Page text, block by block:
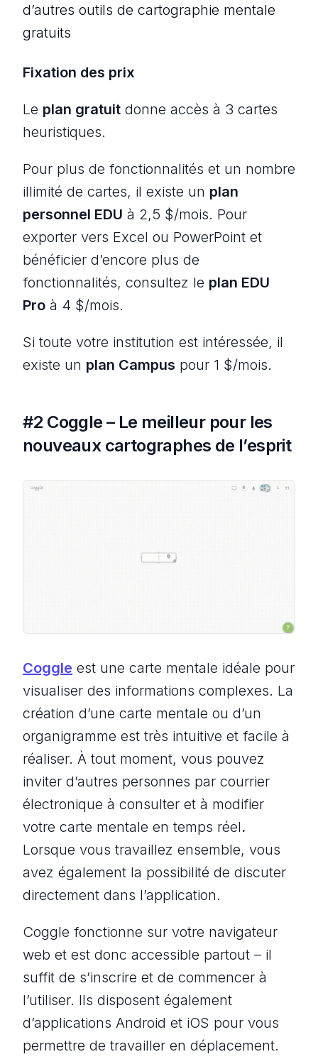
d’autres outils de cartographie mentale
gratuits
Fixation des prix
Le plan gratuit donne accès à 3 cartes
heuristiques.
Pour plus de fonctionnalités et un nombre
illimité de cartes, il existe un plan
personnel EDU à 2,5 $/mois. Pour
exporter vers Excel ou PowerPoint et
bénéficier d’encore plus de
fonctionnalités, consultez le plan EDU
Pro à 4 $/mois.
Si toute votre institution est intéressée, il
existe un plan Campus pour 1 $/mois.
#2 Coggle – Le meilleur pour les
nouveaux cartographes de l’esprit
Coggle est une carte mentale idéale pour
visualiser des informations complexes. La
création d’une carte mentale ou d’un
organigramme est très intuitive et facile à
réaliser. À tout moment, vous pouvez
inviter d’autres personnes par courrier
électronique à consulter et à modifier
votre carte mentale en temps réel.
Lorsque vous travaillez ensemble, vous
avez également la possibilité de discuter
directement dans l’application.
Coggle fonctionne sur votre navigateur
web et est donc accessible partout – il
suffit de s’inscrire et de commencer à
l’utiliser. Ils disposent également
d’applications Android et iOS pour vous
permettre de travailler en déplacement.